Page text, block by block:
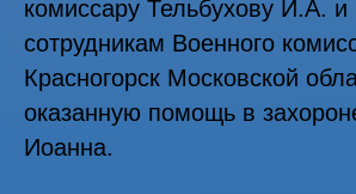
комиссару Тельбухову И.А. и
сотрудникам Военного
Красногорск Московской
оказанную помощь в
Иоанна.